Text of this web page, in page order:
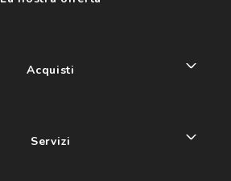
Acquisti
Servizi